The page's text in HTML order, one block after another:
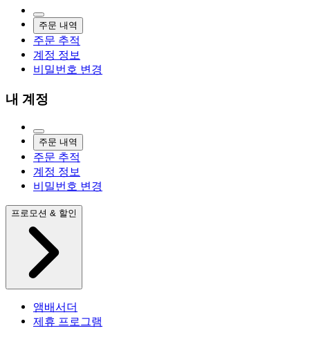
주문 내역
주문 추적
계정 정보
비밀번호 변경
내 계정
주문 내역
주문 추적
계정 정보
비밀번호 변경
프로모션 & 할인
앰배서더
제휴 프로그램